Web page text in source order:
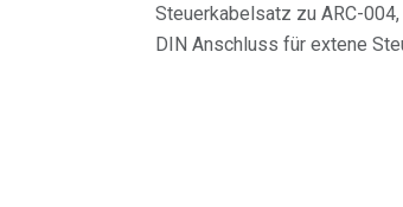
Steuerkabelsatz zu ARC-
DIN Anschluss für extene